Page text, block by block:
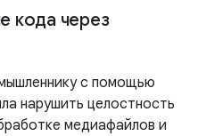
кода через
с помощью
нарушить целостность
медиафайлов и